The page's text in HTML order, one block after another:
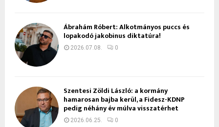
Ábrahám Róbert: Alkotmányos puccs és
lopakodó jakobinus diktatúra!
2026.07.08. 0
Szentesi Zöldi László: a kormány
hamarosan bajba kerül, a Fidesz-KDNP
pedig néhány év múlva visszatérhet
2026.06.25. 0